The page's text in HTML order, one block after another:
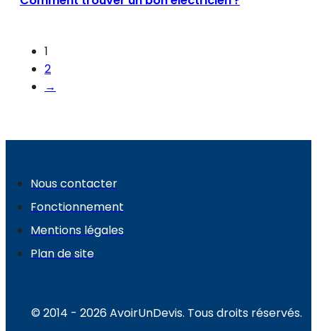
1
2
→
Nous contacter
Fonctionnement
Mentions légales
Plan de site
© 2014 - 2026 AvoirUnDevis. Tous droits réservés.